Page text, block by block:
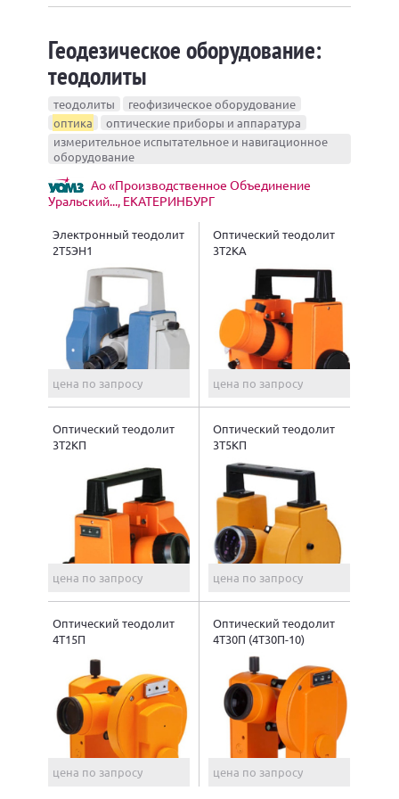
Геодезическое оборудование:
теодолиты
теодолиты
геофизическое оборудование
оптика
оптические приборы и аппаратура
измерительное испытательное и навигационное
оборудование
Ао «Производственное Объединение
Уральский..., ЕКАТЕРИНБУРГ
Электронный теодолит
2Т5ЭН1
цена по запросу
Оптический теодолит
3Т2КА
цена по запросу
Оптический теодолит
3Т2КП
цена по запросу
Оптический теодолит
3Т5КП
цена по запросу
Оптический теодолит
4Т15П
цена по запросу
Оптический теодолит
4Т30П (4Т30П-10)
цена по запросу